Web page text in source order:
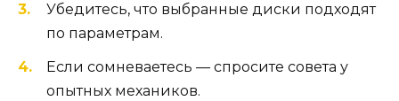
Убедитесь, что выбранные диски подходят
по параметрам.
Если сомневаетесь — спросите совета у
опытных механиков.